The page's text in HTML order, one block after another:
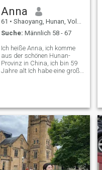
Anna
61 • Shaoyang, Hunan, Volksrep. China
Suche: Männlich 58 - 67
Ich heiße Anna, ich komme
aus der schönen Hunan-
Provinz in China, ich bin 59
Jahre alt Ich habe eine große
das Alte und liebe die
Jungen, fleißig und
vorsichtig, liebe es, Musik zu
hören Ich mag Reisen, habe
eine gute Einstellung und
gute Werte, koche gerne und
koche oft leckeres Essen
Meine Familie, ich bin sehr